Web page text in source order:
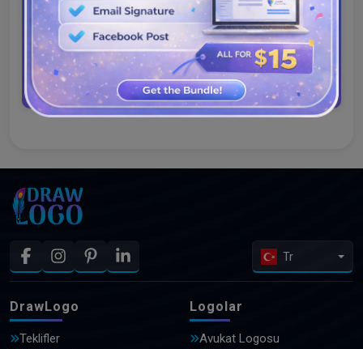
Sosyal Medya Grafikleri
Teknik Destek
Şimdi dene
Tr
DrawLogo
Teklifler
Logolar
Avukat Logosu